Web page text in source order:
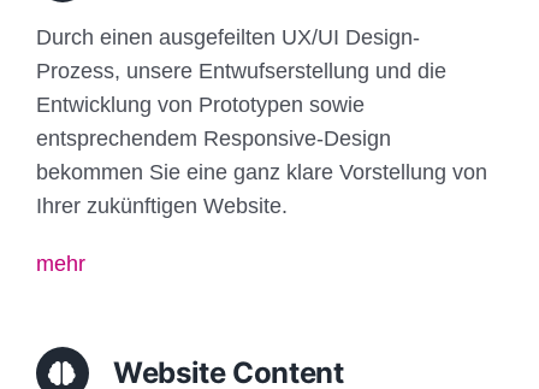
Durch einen ausgefeilten UX/UI Design-
Prozess, unsere Entwufserstellung und die
Entwicklung von Prototypen sowie
entsprechendem Responsive-Design
bekommen Sie eine ganz klare Vorstellung von
Ihrer zukünftigen Website.
mehr
Website Content